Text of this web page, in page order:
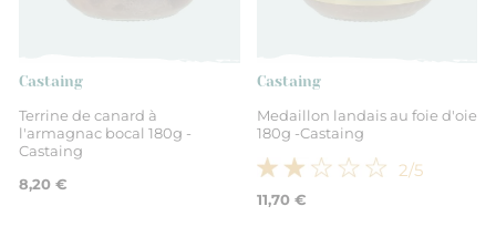
Castaing
Terrine de canard à
l'armagnac bocal 180g -
Castaing
8,20 €
Castaing
Medaillon landais au foie d'oie
180g -Castaing
2/5
11,70 €